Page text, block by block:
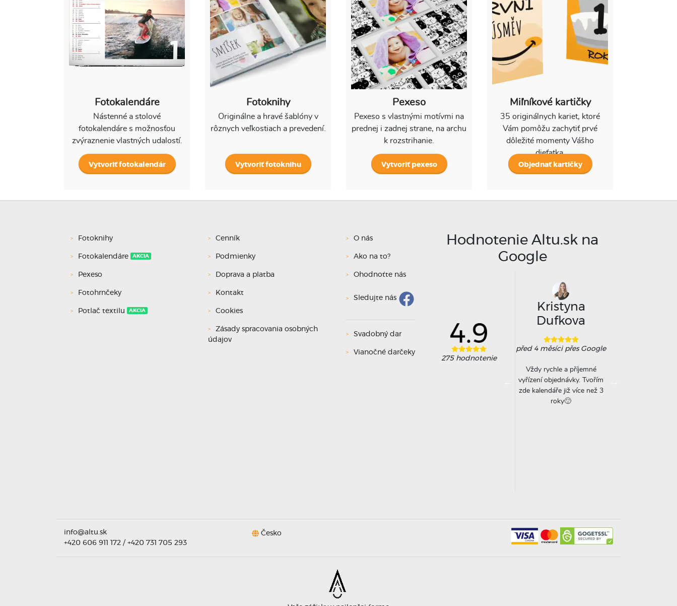
Fotokalendáre
Nástenné a stolové
fotokalendáre s možnosťou
zvýraznenie vlastných udalostí.
Vytvoriť fotokalendár
Fotoknihy
Originálne a hravé šablóny v
rôznych veľkostiach a prevedení.
Vytvoriť fotoknihu
Pexeso
Pexeso s vlastnými motívmi na
prednej i zadnej strane, na archu
k rozstrihanie.
Vytvoriť pexeso
Miľníkové kartičky
35 originálnych kariet, ktoré
Vám pomôžu zachytiť prvé
dôležité momenty Vášho
dieťatka.
Objednať kartičky
Fotoknihy
Fotokalendáre AKCIA
Pexeso
Fotohrnčeky
Potlač textilu AKCIA
Cenník
Podmienky
Doprava a platba
Kontakt
Cookies
Zásady spracovania osobných
údajov
O nás
Ako na to?
Ohodnoťte nás
Sledujte nás
Svadobný dar
Vianočné darčeky
Hodnotenie Altu.sk na
Google
275 hodnotenie
před rokem přes Google
Jsem nadšená, tohle je jediná
Kristyna
Dufkova
před 4 měsícipřes Google
Vždy rychle a příjemné
vyřízení objednávky. Tvořím
zde kalendáře již více než 3
roky🙂
info@altu.sk
+420 606 911 172 / +420 731 705 293
Česko